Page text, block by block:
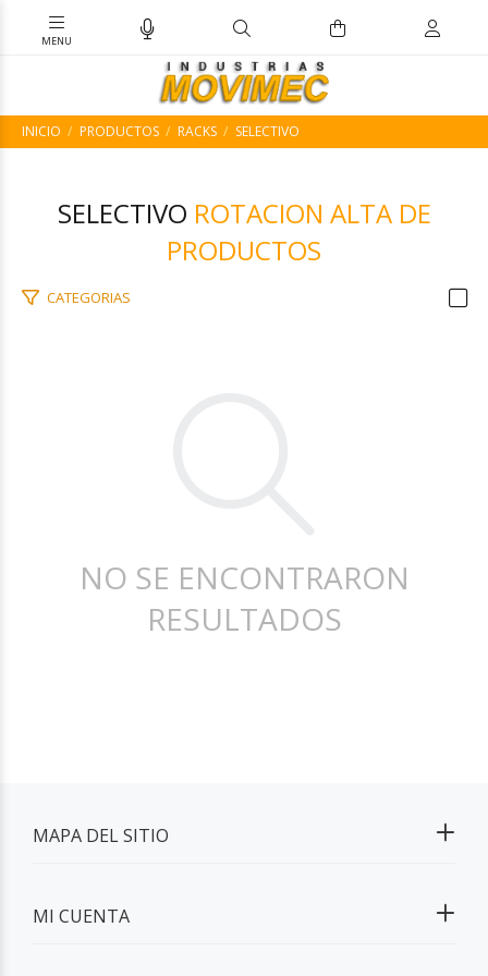
INICIO PRODUCTOS RACKS SELECTIVO
SELECTIVO ROTACION ALTA DE
PRODUCTOS
CATEGORIAS
NO SE ENCONTRARON
RESULTADOS
MAPA DEL SITIO
MI CUENTA